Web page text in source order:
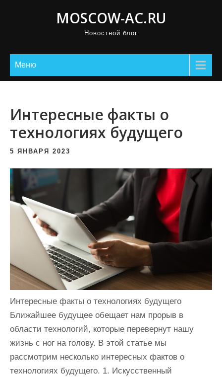
MOSCOW-AC.RU
Новостной блог
Меню
Интересные факты о
технологиях будущего
5 ЯНВАРЯ 2023
Интересные факты о технологиях будущего
Ближайшее будущее обещает нам прорыв в
области технологий, которые перевернут нашу
жизнь с ног на голову. В этой статье мы
рассмотрим несколько интересных фактов о
технологиях будущего. 1. Искусственный